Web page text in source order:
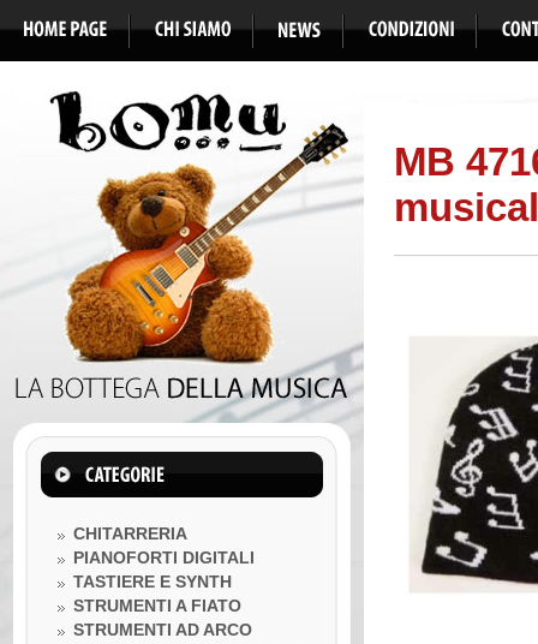
CHITARRERIA
PIANOFORTI DIGITALI
TASTIERE E SYNTH
STRUMENTI A FIATO
STRUMENTI AD ARCO
MB